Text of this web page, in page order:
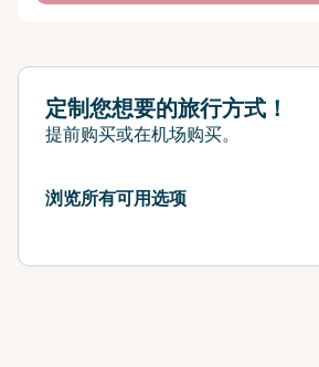
定制您想要的旅行方式！
提前购买或在机场购买。
浏览所有可用选项